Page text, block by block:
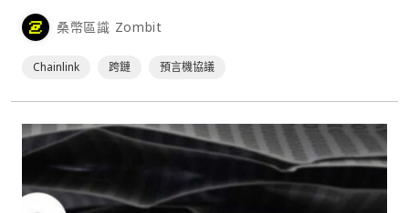
保護功能由 Chainlink 另一項名為「區塊鏈隱私管理器」
（Blockchain Privacy Manager）的新技術⋯
桑幣區識 Zombit
Chainlink 跨鏈 預言機協議